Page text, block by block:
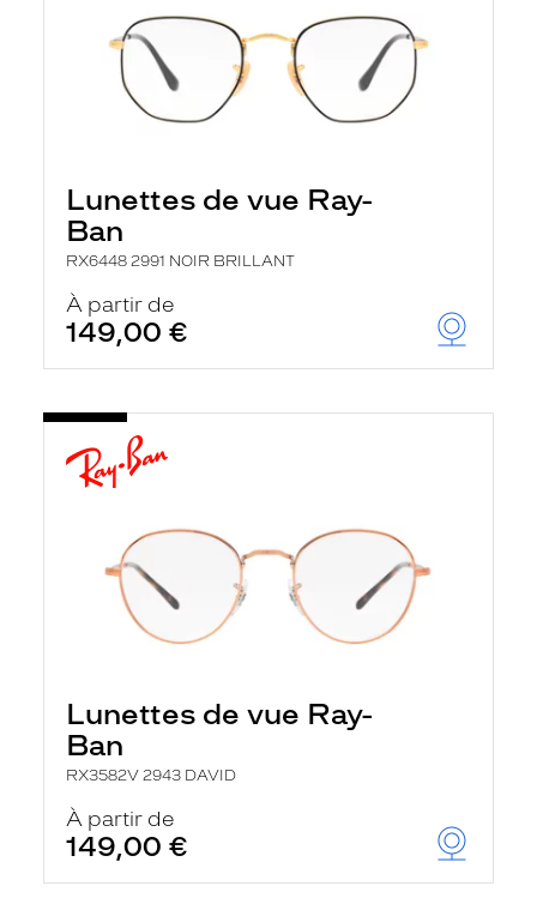
Lunettes de vue Ray-
Ban
RX6448 2991 NOIR BRILLANT
À partir de
149,00 €
Lunettes de vue Ray-
Ban
RX3582V 2943 DAVID
À partir de
149,00 €